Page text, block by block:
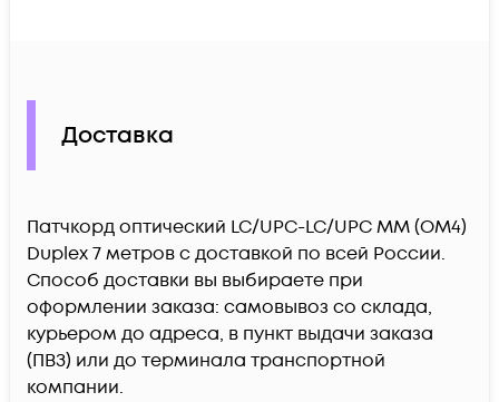
Доставка
Патчкорд оптический LC/UPC-LC/UPC MM (OM4)
Duplex 7 метров c доставкой по всей России.
Способ доставки вы выбираете при
оформлении заказа: самовывоз со склада,
курьером до адреса, в пункт выдачи заказа
(ПВЗ) или до терминала транспортной
компании.